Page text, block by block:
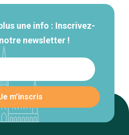
une info : Inscrivez-
newsletter !